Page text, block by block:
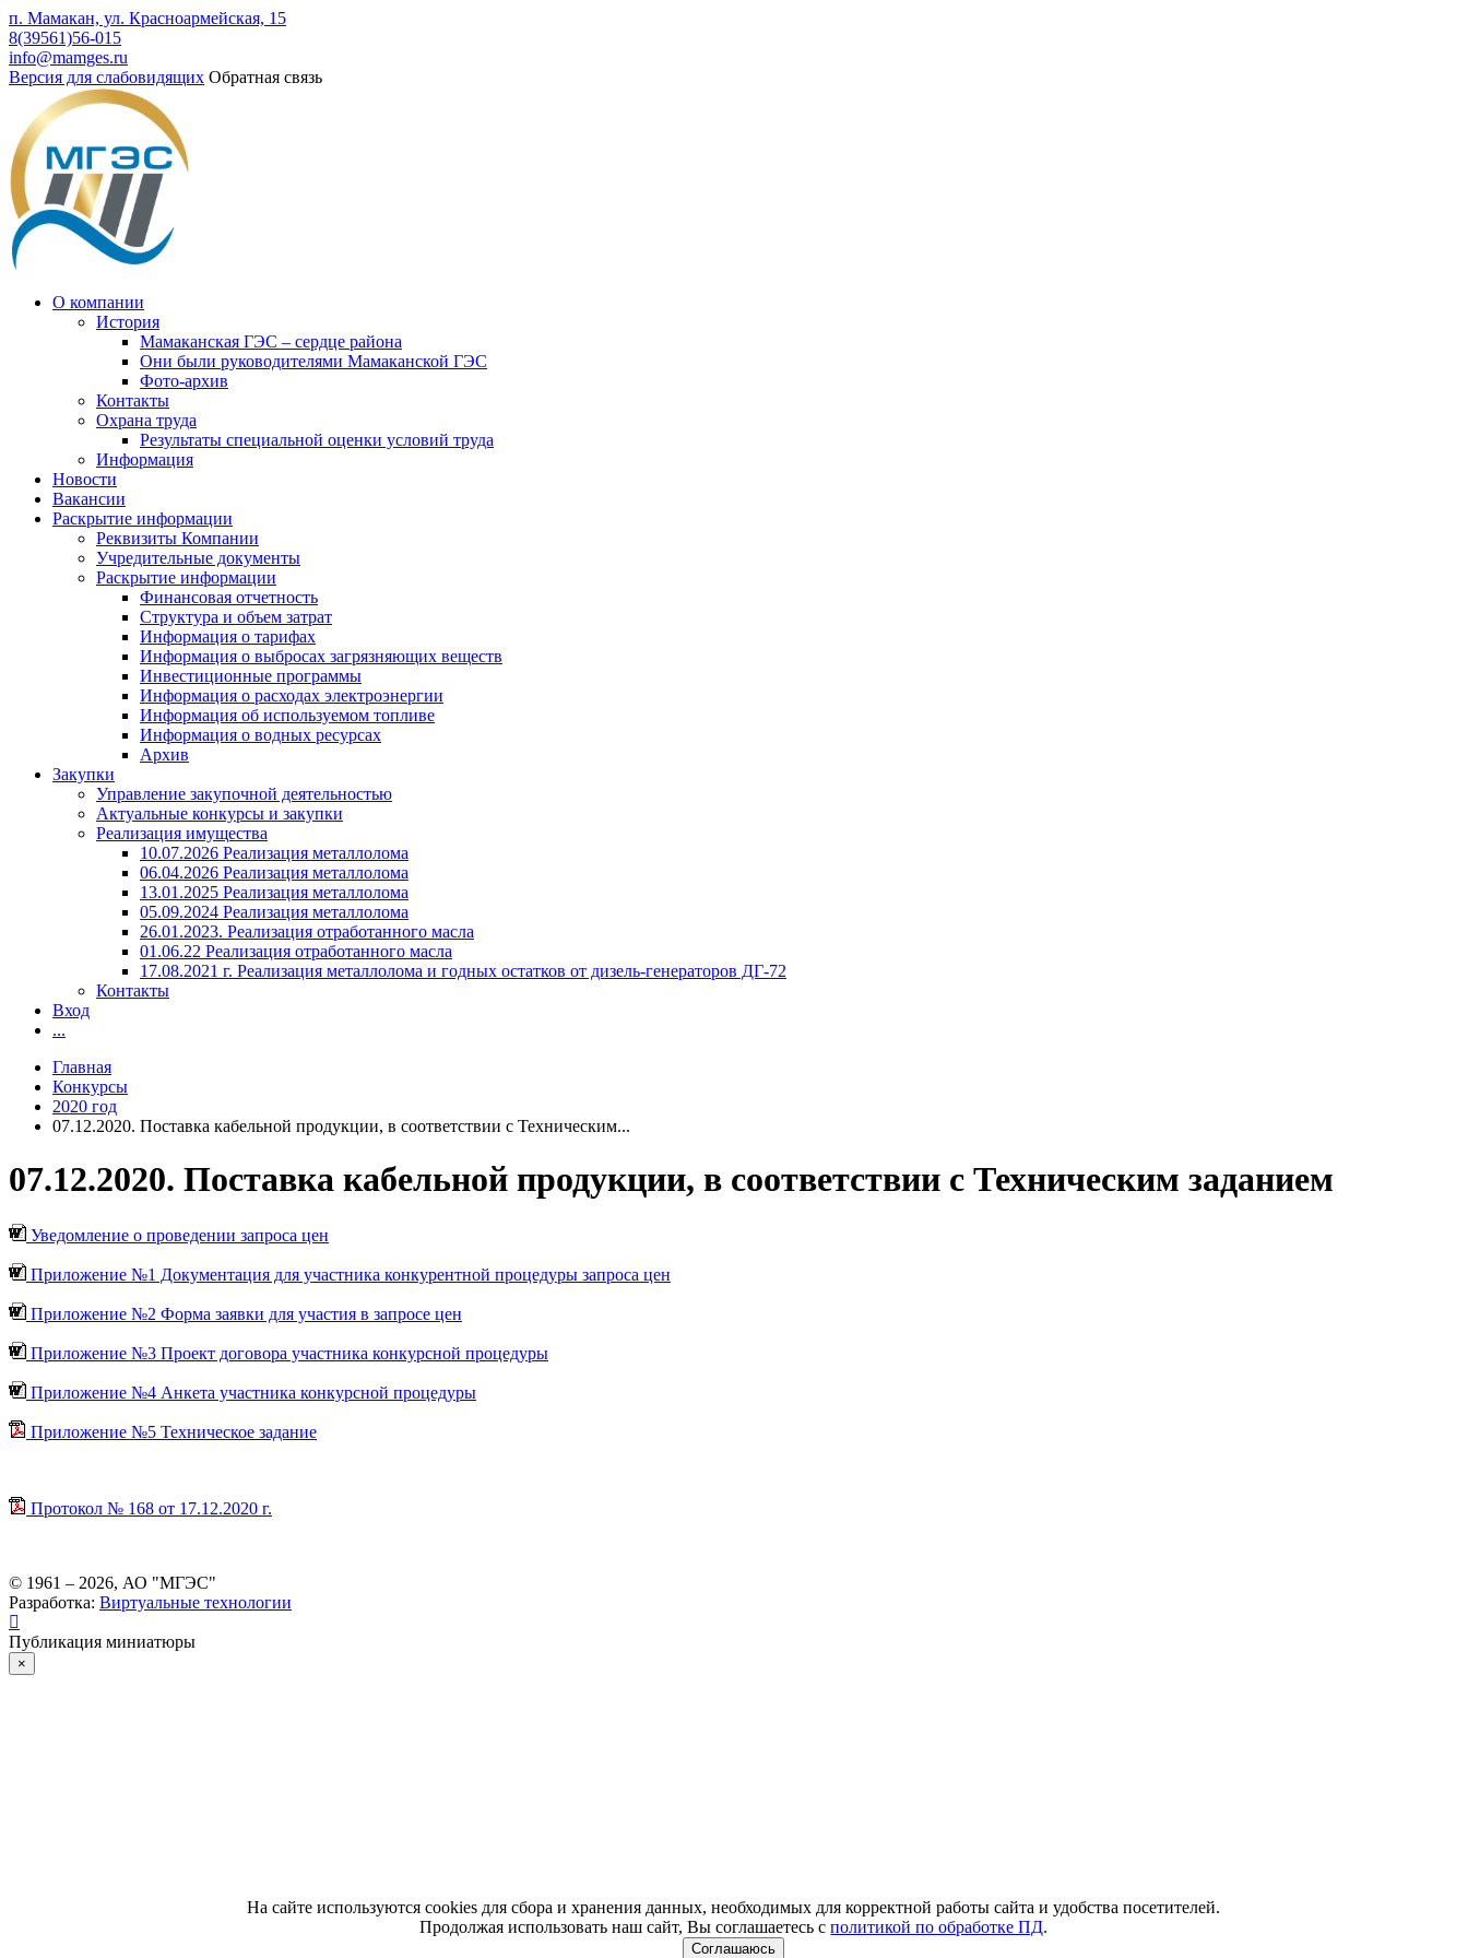
п. Мамакан, ул. Красноармейская, 15
8(39561)56-015
info@mamges.ru
Версия для слабовидящих Обратная связь
О компании
История
Мамаканская ГЭС – сердце района
Они были руководителями Мамаканской ГЭС
Фото-архив
Контакты
Охрана труда
Результаты специальной оценки условий труда
Информация
Новости
Вакансии
Раскрытие информации
Реквизиты Компании
Учредительные документы
Раскрытие информации
Финансовая отчетность
Структура и объем затрат
Информация о тарифах
Информация о выбросах загрязняющих веществ
Инвестиционные программы
Информация о расходах электроэнергии
Информация об используемом топливе
Информация о водных ресурсах
Архив
Закупки
Управление закупочной деятельностью
Актуальные конкурсы и закупки
Реализация имущества
10.07.2026 Реализация металлолома
06.04.2026 Реализация металлолома
13.01.2025 Реализация металлолома
05.09.2024 Реализация металлолома
26.01.2023. Реализация отработанного масла
01.06.22 Реализация отработанного масла
17.08.2021 г. Реализация металлолома и годных остатков от дизель-генераторов ДГ-72
Контакты
Вход
...
Главная
Конкурсы
2020 год
07.12.2020. Поставка кабельной продукции, в соответствии с Техническим...
07.12.2020. Поставка кабельной продукции, в соответствии с Техническим заданием
Уведомление о проведении запроса цен
Приложение №1 Документация для участника конкурентной процедуры запроса цен
Приложение №2 Форма заявки для участия в запросе цен
Приложение №3 Проект договора участника конкурсной процедуры
Приложение №4 Анкета участника конкурсной процедуры
Приложение №5 Техническое задание
Протокол № 168 от 17.12.2020 г.
© 1961 – 2026, АО "МГЭС"
Разработка: Виртуальные технологии
Публикация миниатюры
×
На сайте используются cookies для сбора и хранения данных, необходимых для корректной работы сайта и удобства посетителей.
Продолжая использовать наш сайт, Вы соглашаетесь сполитикой по обработке ПД.
Соглашаюсь